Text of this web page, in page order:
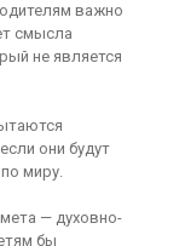
важно
смысла
не является
они будут
миру.
— духовно-
бы